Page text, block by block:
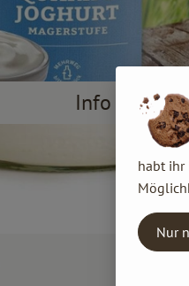
Info
habt ihr
Nur